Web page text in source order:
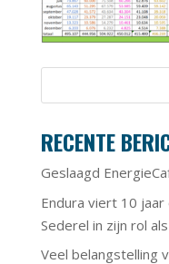
RECENTE
Geslaagd
Endura viert 10
Sederel in zijn rol
Veel belangstelling